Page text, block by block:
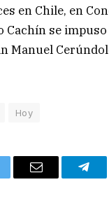
en Chile, en
Cachín se
Manuel
Hoy
Email